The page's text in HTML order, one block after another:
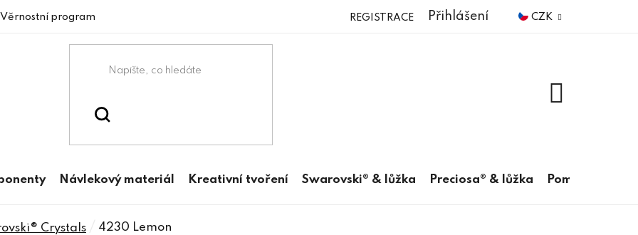
Věrnostní program CZK
Přihlášení
REGISTRACE
Návlekový materiál Kreativní tvoření Swarovski® & lůžka Preciosa® & lůžka Pomůcky
Crystals 4230 Lemon